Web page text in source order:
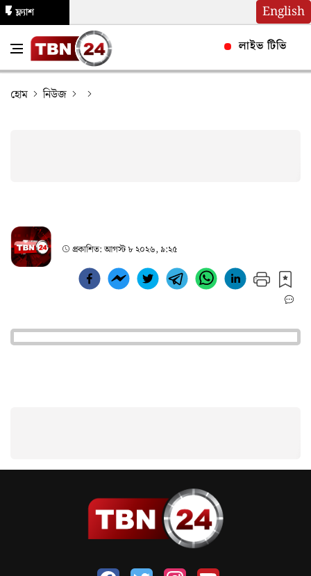
English
ফ্ল্যাশ
লাইভ টিভি
হোম নিউজ
প্রকাশিত:আগস্ট ৮ ২০২৬, ৯:২৫